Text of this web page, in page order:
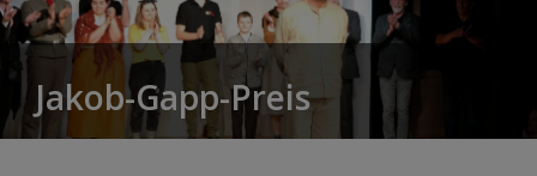
Jakob-Gapp-Preis